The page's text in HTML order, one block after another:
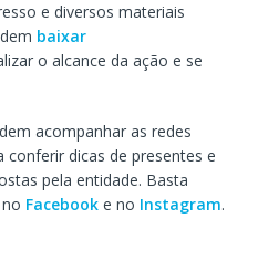
e diversos materiais
baixar
o alcance da ação e se
acompanhar as redes
conferir dicas de presentes e
pela entidade. Basta
Facebook e no Instagram.